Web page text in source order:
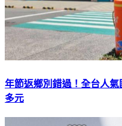
年節返鄉別錯過！全台人
多元